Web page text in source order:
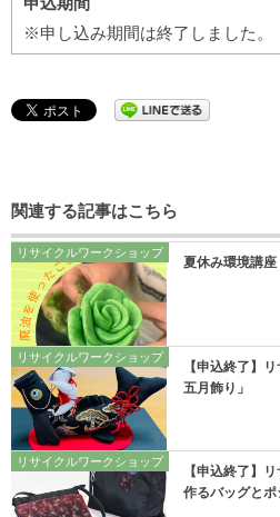
※申し込み期間は終了しました。
関連する記事はこちら
リサイクルワークショップ
夏休み環境講座
リサイクルワークショップ
【申込終了】
五月飾り」
リサイクルワークショップ
【申込終了】
作るバッグとポ